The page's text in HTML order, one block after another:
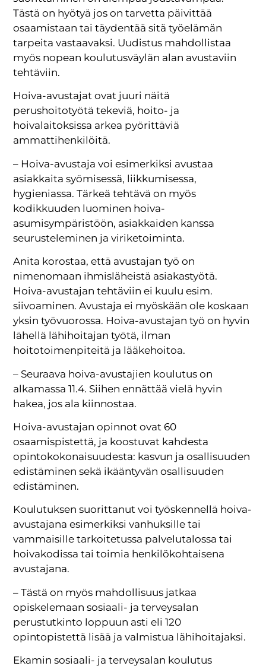
Tästä on hyötyä jos on tarvetta päivittää
osaamistaan tai täydentää sitä työelämän
tarpeita vastaavaksi. Uudistus mahdollistaa
myös nopean koulutusväylän alan avustaviin
tehtäviin.
Hoiva-avustajat ovat juuri näitä
perushoitotyötä tekeviä, hoito- ja
hoivalaitoksissa arkea pyörittäviä
ammattihenkilöitä.
– Hoiva-avustaja voi esimerkiksi avustaa
asiakkaita syömisessä, liikkumisessa,
hygieniassa. Tärkeä tehtävä on myös
kodikkuuden luominen hoiva-
asumisympäristöön, asiakkaiden kanssa
seurusteleminen ja viriketoiminta.
Anita korostaa, että avustajan työ on
nimenomaan ihmisläheistä asiakastyötä.
Hoiva-avustajan tehtäviin ei kuulu esim.
siivoaminen. Avustaja ei myöskään ole koskaan
yksin työvuorossa. Hoiva-avustajan työ on hyvin
lähellä lähihoitajan työtä, ilman
hoitotoimenpiteitä ja lääkehoitoa.
– Seuraava hoiva-avustajien koulutus on
alkamassa 11.4. Siihen ennättää vielä hyvin
hakea, jos ala kiinnostaa.
Hoiva-avustajan opinnot ovat 60
osaamispistettä, ja koostuvat kahdesta
opintokokonaisuudesta: kasvun ja osallisuuden
edistäminen sekä ikääntyvän osallisuuden
edistäminen.
Koulutuksen suorittanut voi työskennellä hoiva-
avustajana esimerkiksi vanhuksille tai
vammaisille tarkoitetussa palvelutalossa tai
hoivakodissa tai toimia henkilökohtaisena
avustajana.
– Tästä on myös mahdollisuus jatkaa
opiskelemaan sosiaali- ja terveysalan
perustutkinto loppuun asti eli 120
opintopistettä lisää ja valmistua lähihoitajaksi.
Ekamin sosiaali- ja terveysalan koulutus